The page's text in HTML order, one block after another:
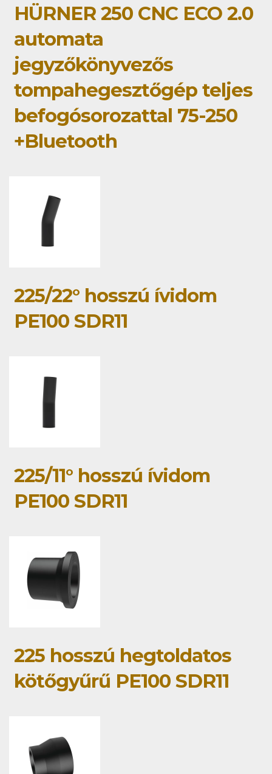
HÜRNER 250 CNC ECO 2.0
automata
jegyzőkönyvezős
tompahegesztőgép teljes
befogósorozattal 75-250
+Bluetooth
225/22° hosszú ívidom
PE100 SDR11
225/11° hosszú ívidom
PE100 SDR11
225 hosszú hegtoldatos
kötőgyűrű PE100 SDR11